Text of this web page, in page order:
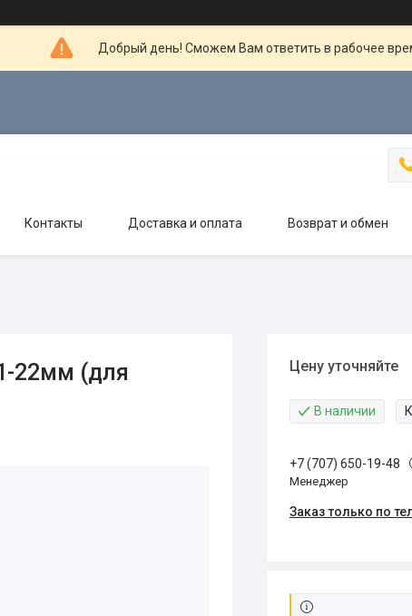
Добрый день! Сможем Вам ответить в рабочее
Контакты Доставка и оплата Возврат и обмен
22мм (для
Цену уточняйте
В наличии
+7 (707) 650-19-48
Менеджер
Заказ только по